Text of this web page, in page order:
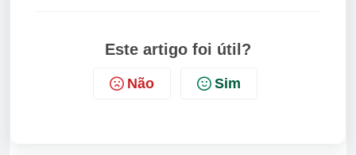
Este artigo foi útil?
Não Sim